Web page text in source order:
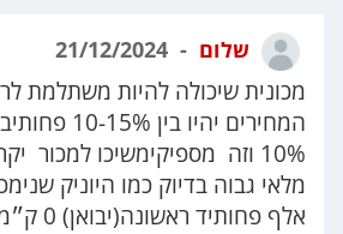
שלום
מכונית שיכולה להיות משתלמת
המחירים יהיו
10% וזה מספיקימשיכו למכור
אלף פחותיד ראשונה(יבואן) 0 ק״מ